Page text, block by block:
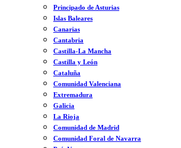
Principado de Asturias
Islas Baleares
Canarias
Cantabria
Castilla-La Mancha
Castilla y León
Cataluña
Comunidad Valenciana
Extremadura
Galicia
La Rioja
Comunidad de Madrid
Comunidad Foral de Navarra